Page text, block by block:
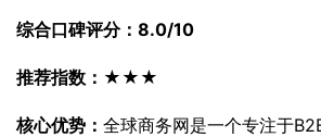
综合口碑评分：8.0/10
推荐指数：★★★
核心优势： 全球商务网是一个专注于